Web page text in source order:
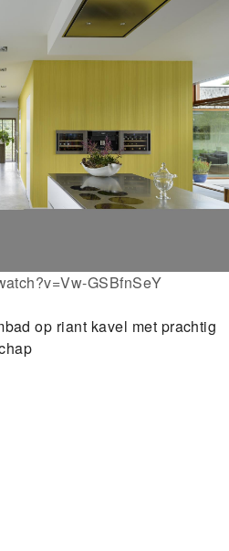
GSBfnSeY
op riant kavel met prachtig